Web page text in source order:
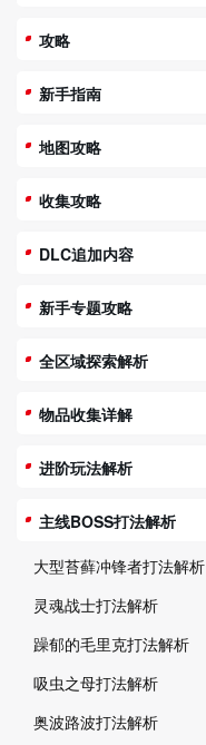
攻略
新手指南
地图攻略
收集攻略
DLC追加内容
新手专题攻略
全区域探索解析
物品收集详解
进阶玩法解析
主线BOSS打法解析
大型苔藓冲锋者打法解析
灵魂战士打法解析
躁郁的毛里克打法解析
吸虫之母打法解析
奥波路波打法解析